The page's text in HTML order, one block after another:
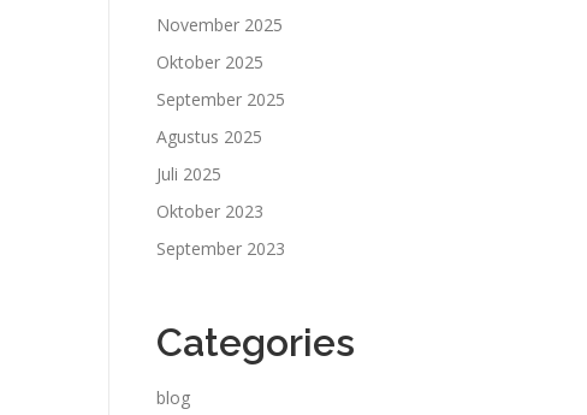
November 2025
Oktober 2025
September 2025
Agustus 2025
Juli 2025
Oktober 2023
September 2023
Categories
blog